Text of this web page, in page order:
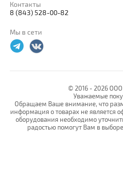
Контакты
8 (843) 528-00-82
Мы в сети
© 2016 - 2026
Уважаемые
Обращаем Ваше внимание, что
информация о товарах не является
оборудования необходимо
радостью помогут Вам в